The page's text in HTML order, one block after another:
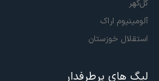
گل‌گهر
آلومینیوم اراک
استقلال خوزستان
لیگ های پرطرفدار